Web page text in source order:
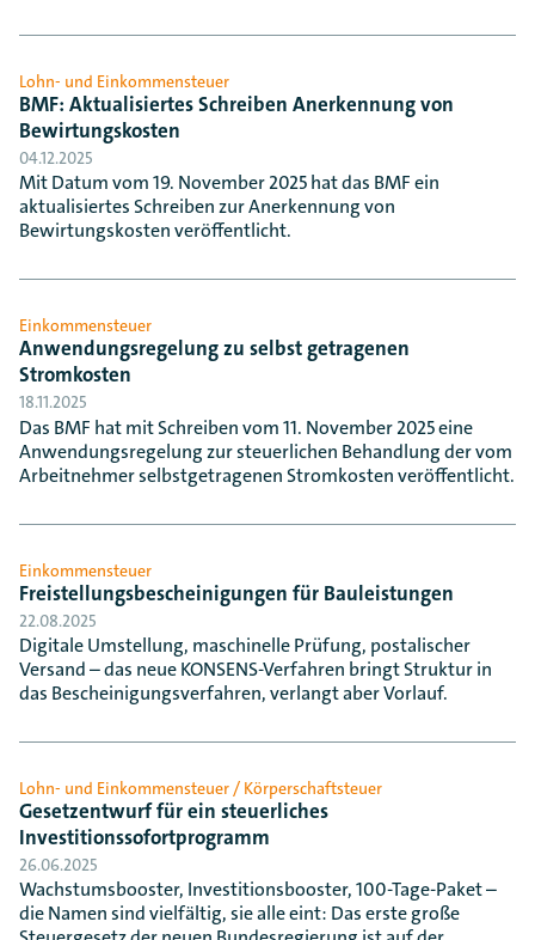
Lohn- und Einkommensteuer
BMF: Aktualisiertes Schreiben Anerkennung von
Bewirtungskosten
04.12.2025
Mit Datum vom 19. November 2025 hat das BMF ein
aktualisiertes Schreiben zur Anerkennung von
Bewirtungskosten veröffentlicht.
Einkommensteuer
Anwendungsregelung zu selbst getragenen
Stromkosten
18.11.2025
Das BMF hat mit Schreiben vom 11. November 2025 eine
Anwendungsregelung zur steuerlichen Behandlung der vom
Arbeitnehmer selbstgetragenen Stromkosten veröffentlicht.
Einkommensteuer
Freistellungsbescheinigungen für Bauleistungen
22.08.2025
Digitale Umstellung, maschinelle Prüfung, postalischer
Versand – das neue KONSENS-Verfahren bringt Struktur in
das Bescheinigungsverfahren, verlangt aber Vorlauf.
Lohn- und Einkommensteuer / Körperschaftsteuer
Gesetzentwurf für ein steuerliches
Investitionssofortprogramm
26.06.2025
Wachstumsbooster, Investitionsbooster, 100-Tage-Paket –
die Namen sind vielfältig, sie alle eint: Das erste große